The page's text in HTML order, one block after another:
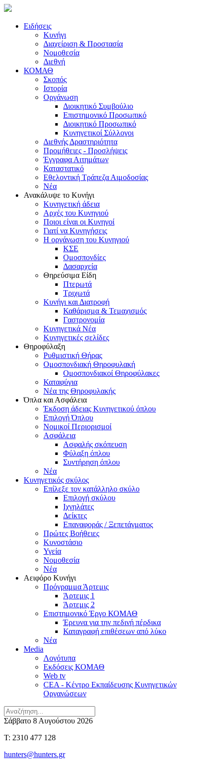
Ειδήσεις
Κυνήγι
Διαχείριση & Προστασία
Νομοθεσία
Διεθνή
ΚΟΜΑΘ
Σκοπός
Ιστορία
Οργάνωση
Διοικητικό Συμβούλιο
Επιστημονικό Προσωπικό
Διοικητικό Προσωπικό
Κυνηγετικοί Σύλλογοι
Διεθνής Δραστηριότητα
Προμήθειες - Προσλήψεις
Έγγραφα Αιτημάτων
Καταστατικό
Εθελοντική Τράπεζα Αιμοδοσίας
Νέα
Ανακάλυψε το Κυνήγι
Κυνηγετική άδεια
Αρχές του Κυνηγιού
Ποιοι είναι οι Κυνηγοί
Γιατί να Κυνηγήσεις
Η οργάνωση του Κυνηγιού
ΚΣΕ
Ομοσπονδίες
Δασαρχεία
Θηρεύσιμα Είδη
Πτερωτά
Τριχωτά
Κυνήγι και Διατροφή
Καθάρισμα & Τεμαχισμός
Γαστρονομία
Κυνηγετικά Νέα
Κυνηγετικές σελίδες
Θηροφύλαξη
Ρυθμιστική Θήρας
Ομοσπονδιακή Θηροφυλακή
Oμοσπονδιακοί Θηροφύλακες
Καταφύγια
Νέα της Θηροφυλακής
Όπλα και Ασφάλεια
Έκδοση άδειας Κυνηγετικού όπλου
Επιλογή Όπλου
Νομικοί Περιορισμοί
Ασφάλεια
Ασφαλής σκόπευση
Φύλαξη όπλου
Συντήρηση όπλου
Νέα
Κυνηγετικός σκύλος
Επίλεξε τον κατάλληλο σκύλο
Επιλογή σκύλου
Ιχνηλάτες
Δείκτες
Επαναφοράς / Ξεπετάγματος
Πρώτες Βοήθειες
Κυνοστάσιο
Υγεία
Νομοθεσία
Νέα
Αειφόρο Κυνήγι
Πρόγραμμα Άρτεμις
Άρτεμις 1
Άρτεμις 2
Επιστημονικό Έργο ΚΟΜΑΘ
Έρευνα για την πεδινή πέρδικα
Καταγραφή επιθέσεων από λύκο
Νέα
Media
Λογότυπα
Εκδόσεις ΚΟΜΑΘ
Web tv
CEA - Κέντρο Εκπαίδευσης Κυνηγετικών
Οργανώσεων
Σάββατο 8 Αυγούστου 2026
T: 2310 477 128
hunters@hunters.gr